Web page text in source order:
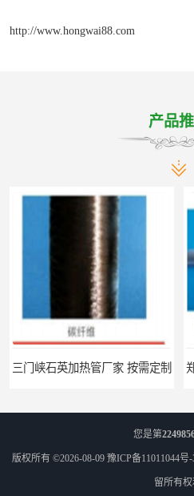
http://www.hongwai88.com
产品
三门峡石英加热管厂家 按需定制
您是第
版权所有 ©2026-08-09 豫ICP备11011044号-
留所有权